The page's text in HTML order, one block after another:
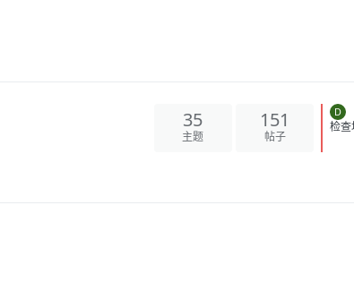
35 151 D